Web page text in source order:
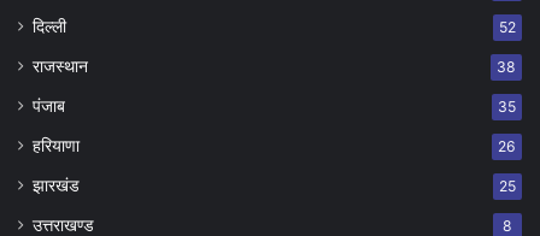
दिल्ली 52
राजस्थान 38
पंजाब 35
हरियाणा 26
झारखंड 25
उत्तराखण्ड 8